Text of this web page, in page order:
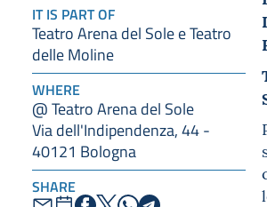
IT IS PART OF
Teatro Arena del Sole e Teatro
delle Moline
WHERE
@ Teatro Arena del Sole
Via dell'Indipendenza, 44 -
40121 Bologna
SHARE